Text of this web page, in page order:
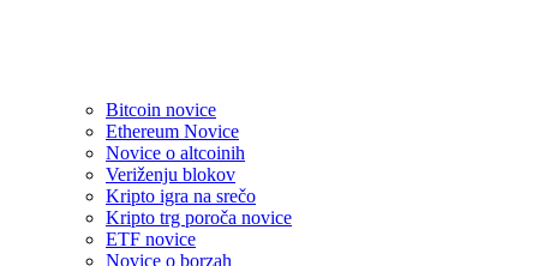
Bitcoin novice
Ethereum Novice
Novice o altcoinih
Veriženju blokov
Kripto igra na srečo
Kripto trg poroča novice
ETF novice
Novice o borzah